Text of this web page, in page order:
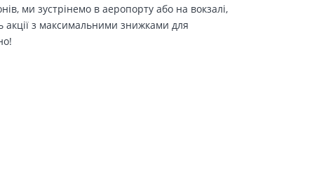
ми зустрінемо в аеропорту або на вокзалі,
акції з максимальними знижками для